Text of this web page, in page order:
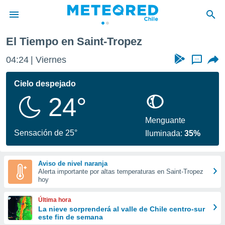
de
por
se
calidad.
a este
las
y
forma
digital
basada
El Tiempo en Saint-Tropez
04:24 Viernes ...
Cielo despejado
24°
Sensación de 25°
Menguante
Iluminada:35%
Aviso de nivel naranja
Alerta importante por altas temperaturas en Saint-Tropez
hoy
Última hora
La nieve sorprenderá al valle de Chile centro-sur
este fin de semana